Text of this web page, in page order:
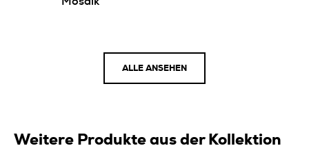
ALLE ANSEHEN
Weitere Produkte aus der Kollektion